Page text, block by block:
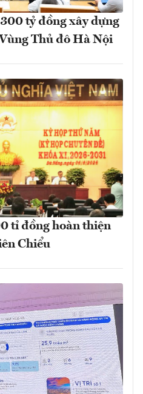
tỷ đồng xây dựng
Thủ đô Hà Nội
tỉ đồng hoàn thiện
Chiểu